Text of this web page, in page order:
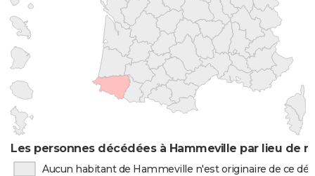
Les personnes décédées à Hammeville par lieu de
Aucun habitant de Hammeville n'est originaire de ce